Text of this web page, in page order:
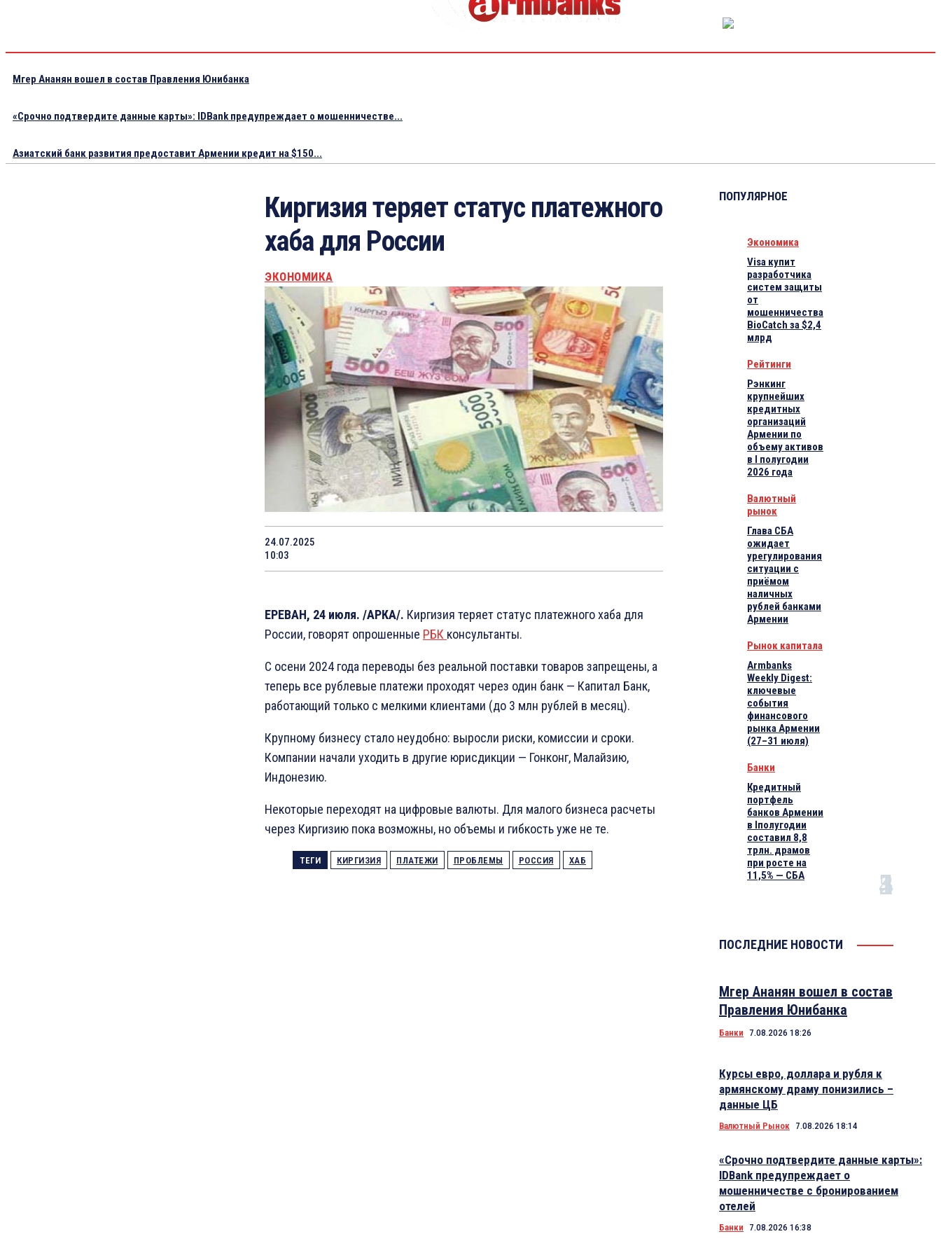
Мгер Ананян вошел в состав Правления Юнибанка
«Срочно подтвердите данные карты»: IDBank предупреждает о мошенничестве...
Азиатский банк развития предоставит Армении кредит на $150...
Киргизия теряет статус платежного
хаба для России
ЭКОНОМИКА
24.07.2025
10:03
ЕРЕВАН, 24 июля. /АРКА/. Киргизия теряет статус платежного хаба для
России, говорят опрошенные РБК консультанты.
С осени 2024 года переводы без реальной поставки товаров запрещены, а
теперь все рублевые платежи проходят через один банк — Капитал Банк,
работающий только с мелкими клиентами (до 3 млн рублей в месяц).
Крупному бизнесу стало неудобно: выросли риски, комиссии и сроки.
Компании начали уходить в другие юрисдикции — Гонконг, Малайзию,
Индонезию.
Некоторые переходят на цифровые валюты. Для малого бизнеса расчеты
через Киргизию пока возможны, но объемы и гибкость уже не те.
ТЕГИ КИРГИЗИЯ ПЛАТЕЖИ ПРОБЛЕМЫ РОССИЯ ХАБ
ПОПУЛЯРНОЕ
Экономика
Visa купит
разработчика
систем защиты
от
мошенничества
BioCatch за $2,4
млрд
Рейтинги
Рэнкинг
крупнейших
кредитных
организаций
Армении по
объему активов
в I полугодии
2026 года
Валютный
рынок
Глава СБА
ожидает
урегулирования
ситуации с
приёмом
наличных
рублей банками
Армении
Рынок капитала
Armbanks
Weekly Digest:
ключевые
события
финансового
рынка Армении
(27–31 июля)
Банки
Кредитный
портфель
банков Армении
в Iполугодии
составил 8,8
трлн. драмов
при росте на
11,5% — СБА
ПОСЛЕДНИЕ НОВОСТИ
Мгер Ананян вошел в состав
Правления Юнибанка
Банки 7.08.2026 18:26
Курсы евро, доллара и рубля к
армянскому драму понизились –
данные ЦБ
Валютный Рынок 7.08.2026 18:14
«Срочно подтвердите данные карты»:
IDBank предупреждает о
мошенничестве с бронированием
отелей
Банки 7.08.2026 16:38